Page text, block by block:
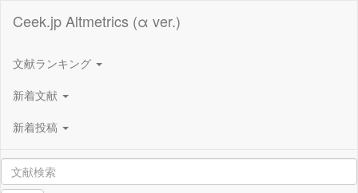
Ceek.jp Altmetrics (α ver.)
文献ランキング
新着文献
新着投稿